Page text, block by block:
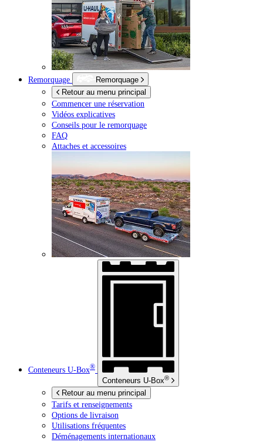
Remorquage
Remorquage
Retour au menu principal
Commencer une réservation
Vidéos explicatives
Conseils pour le remorquage
FAQ
Attaches et accessoires
Conteneurs U-Box®
Conteneurs U-Box®
Retour au menu principal
Tarifs et renseignements
Options de livraison
Utilisations fréquentes
Déménagements internationaux